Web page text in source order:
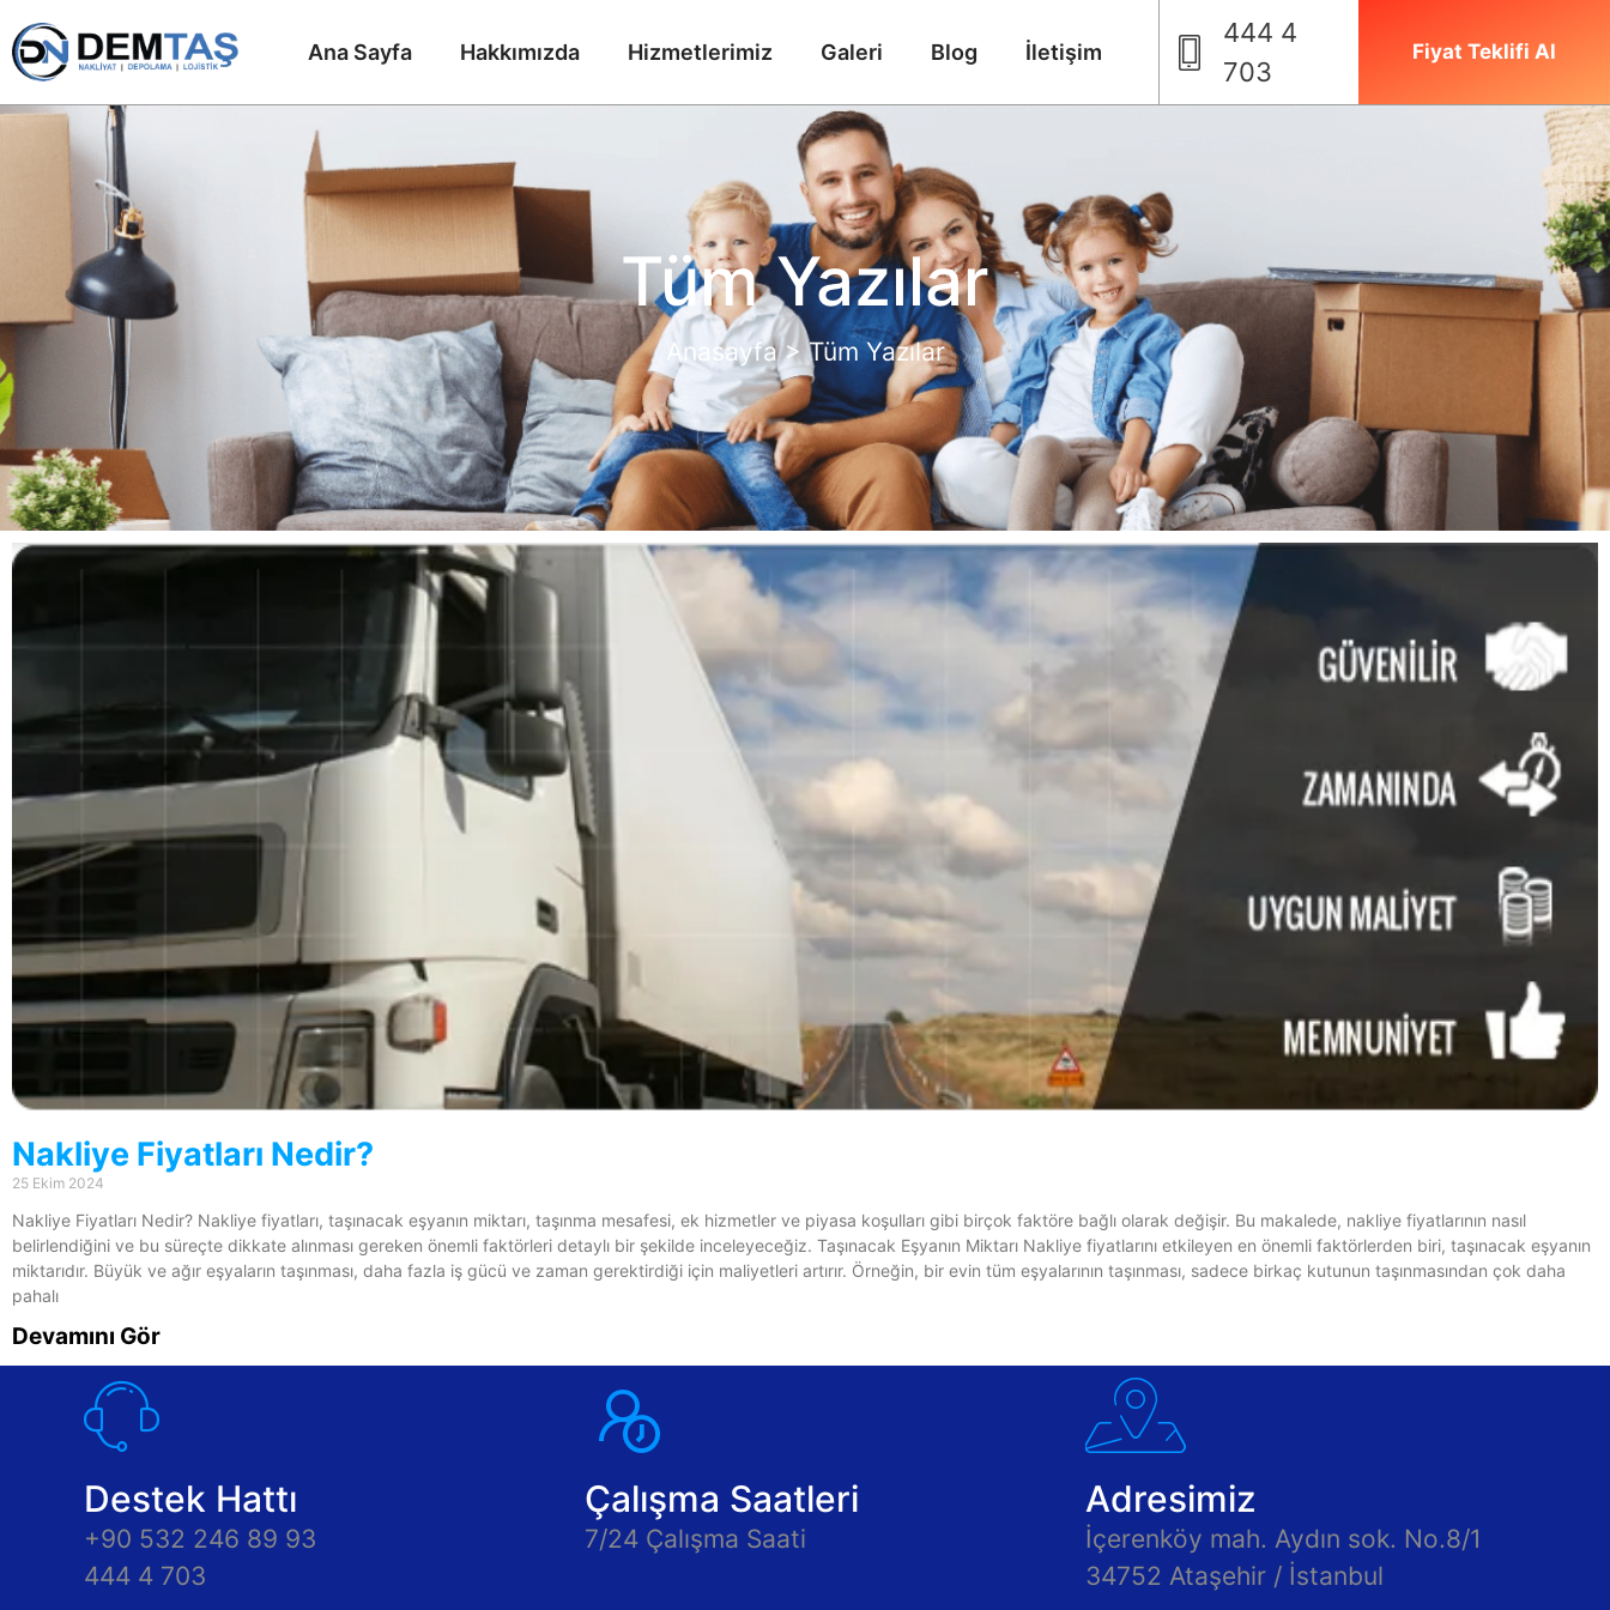
Ana Sayfa Hakkımızda Hizmetlerimiz Galeri Blog İletişim
444 4
703
Fiyat Teklifi Al
Tüm Yazılar
Anasayfa > Tüm Yazılar
Nakliye Fiyatları Nedir?
25 Ekim 2024
Nakliye Fiyatları Nedir? Nakliye fiyatları, taşınacak eşyanın miktarı, taşınma mesafesi, ek hizmetler ve piyasa koşulları gibi birçok faktöre bağlı olarak değişir. Bu makalede, nakliye fiyatlarının nasıl
belirlendiğini ve bu süreçte dikkate alınması gereken önemli faktörleri detaylı bir şekilde inceleyeceğiz. Taşınacak Eşyanın Miktarı Nakliye fiyatlarını etkileyen en önemli faktörlerden biri, taşınacak eşyanın
miktarıdır. Büyük ve ağır eşyaların taşınması, daha fazla iş gücü ve zaman gerektirdiği için maliyetleri artırır. Örneğin, bir evin tüm eşyalarının taşınması, sadece birkaç kutunun taşınmasından çok daha
pahalı
Devamını Gör
Destek Hattı
+90 532 246 89 93
444 4 703
Çalışma Saatleri
7/24 Çalışma Saati
Adresimiz
İçerenköy mah. Aydın sok. No.8/1
34752 Ataşehir / İstanbul